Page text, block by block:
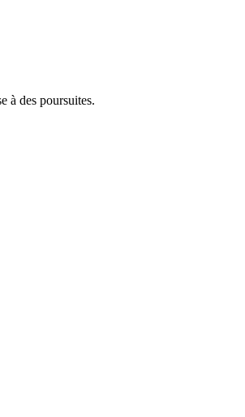
à des poursuites.